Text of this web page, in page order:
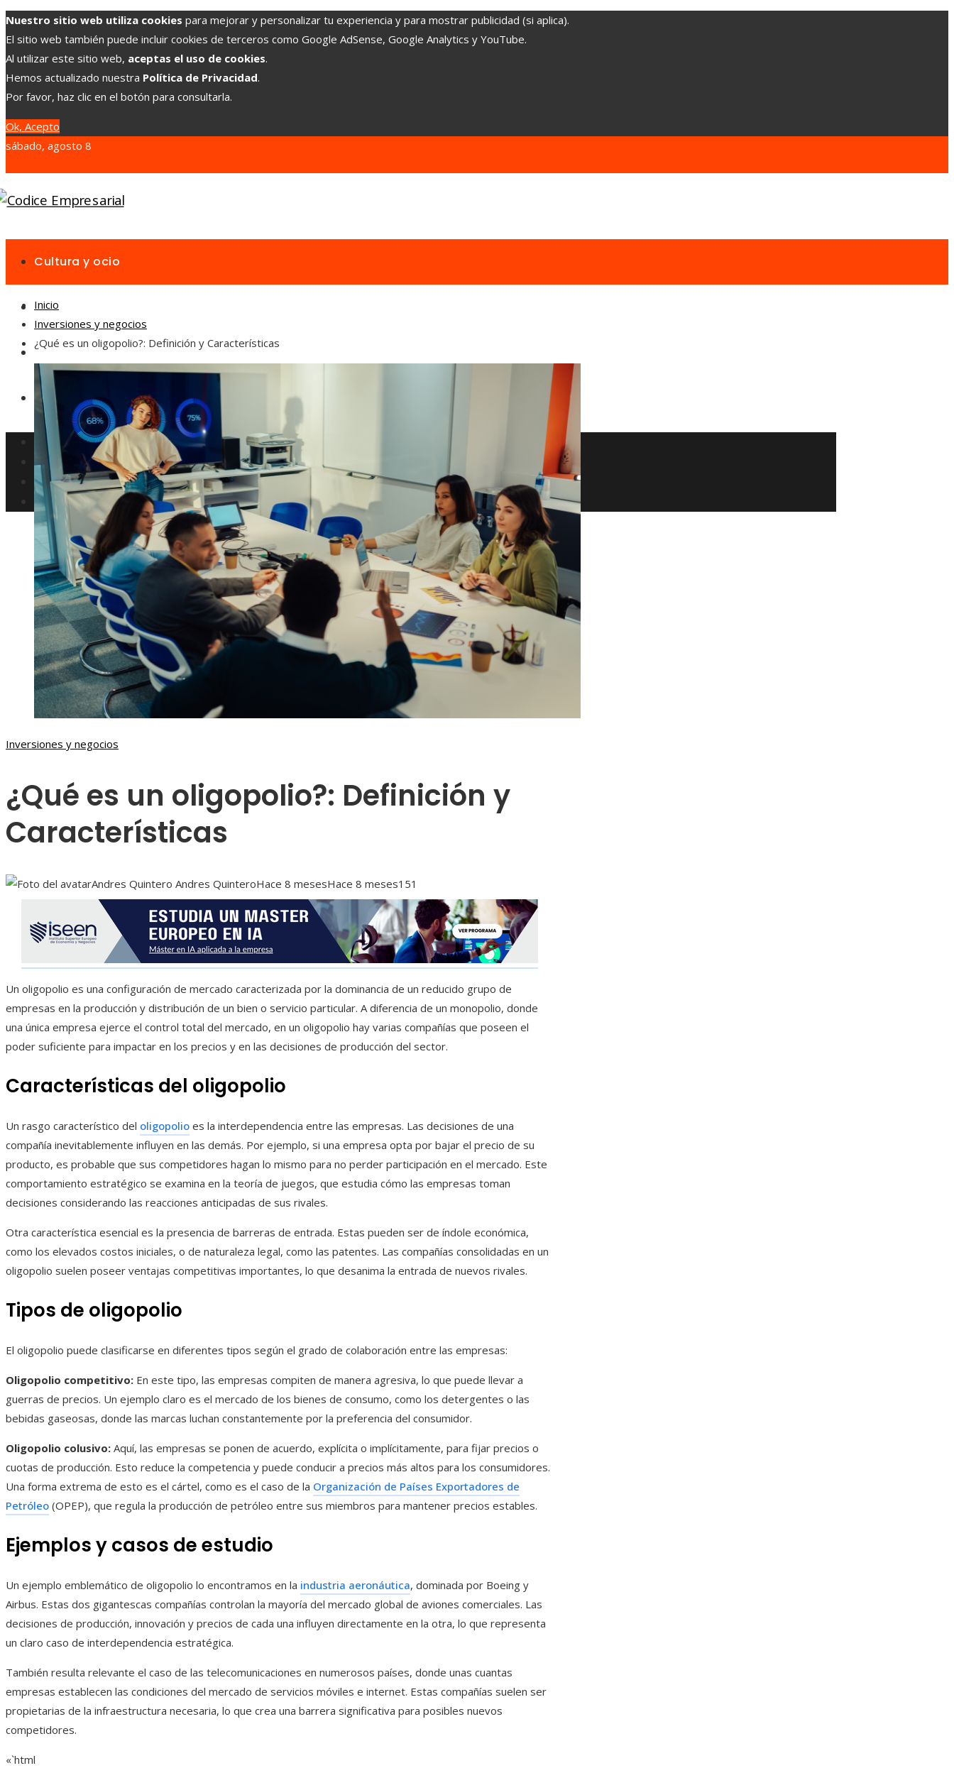
Nuestro sitio web utiliza cookies para mejorar y personalizar tu experiencia y para mostrar publicidad (si aplica).
El sitio web también puede incluir cookies de terceros como Google AdSense, Google Analytics y YouTube.
Al utilizar este sitio web, aceptas el uso de cookies.
Hemos actualizado nuestra Política de Privacidad.
Por favor, haz clic en el botón para consultarla.
Ok, Acepto
sábado, agosto 8
Cultura y ocio
Inversiones y negocios
Responsabilidad social
Ciencia y tecnología
Cultura y ocio
Inversiones y negocios
Responsabilidad social
Ciencia y tecnología
Inicio
Inversiones y negocios
¿Qué es un oligopolio?: Definición y Características
Inversiones y negocios
¿Qué es un oligopolio?: Definición y
Características
Andres Quintero Andres QuinteroHace 8 mesesHace 8 meses151
Un oligopolio es una configuración de mercado caracterizada por la dominancia de un reducido grupo de
empresas en la producción y distribución de un bien o servicio particular. A diferencia de un monopolio, donde
una única empresa ejerce el control total del mercado, en un oligopolio hay varias compañías que poseen el
poder suficiente para impactar en los precios y en las decisiones de producción del sector.
Características del oligopolio
Un rasgo característico del oligopolio es la interdependencia entre las empresas. Las decisiones de una
compañía inevitablemente influyen en las demás. Por ejemplo, si una empresa opta por bajar el precio de su
producto, es probable que sus competidores hagan lo mismo para no perder participación en el mercado. Este
comportamiento estratégico se examina en la teoría de juegos, que estudia cómo las empresas toman
decisiones considerando las reacciones anticipadas de sus rivales.
Otra característica esencial es la presencia de barreras de entrada. Estas pueden ser de índole económica,
como los elevados costos iniciales, o de naturaleza legal, como las patentes. Las compañías consolidadas en un
oligopolio suelen poseer ventajas competitivas importantes, lo que desanima la entrada de nuevos rivales.
Tipos de oligopolio
El oligopolio puede clasificarse en diferentes tipos según el grado de colaboración entre las empresas:
Oligopolio competitivo: En este tipo, las empresas compiten de manera agresiva, lo que puede llevar a
guerras de precios. Un ejemplo claro es el mercado de los bienes de consumo, como los detergentes o las
bebidas gaseosas, donde las marcas luchan constantemente por la preferencia del consumidor.
Oligopolio colusivo: Aquí, las empresas se ponen de acuerdo, explícita o implícitamente, para fijar precios o
cuotas de producción. Esto reduce la competencia y puede conducir a precios más altos para los consumidores.
Una forma extrema de esto es el cártel, como es el caso de la Organización de Países Exportadores de
Petróleo (OPEP), que regula la producción de petróleo entre sus miembros para mantener precios estables.
Ejemplos y casos de estudio
Un ejemplo emblemático de oligopolio lo encontramos en la industria aeronáutica, dominada por Boeing y
Airbus. Estas dos gigantescas compañías controlan la mayoría del mercado global de aviones comerciales. Las
decisiones de producción, innovación y precios de cada una influyen directamente en la otra, lo que representa
un claro caso de interdependencia estratégica.
También resulta relevante el caso de las telecomunicaciones en numerosos países, donde unas cuantas
empresas establecen las condiciones del mercado de servicios móviles e internet. Estas compañías suelen ser
propietarias de la infraestructura necesaria, lo que crea una barrera significativa para posibles nuevos
competidores.
«`html